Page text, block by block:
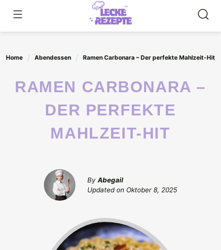
content
Home Abendessen Ramen Carbonara – Der perfekte Mahlzeit-Hit
RAMEN CARBONARA –
DER PERFEKTE
MAHLZEIT-HIT
By Abegail
Updated on Oktober 8, 2025